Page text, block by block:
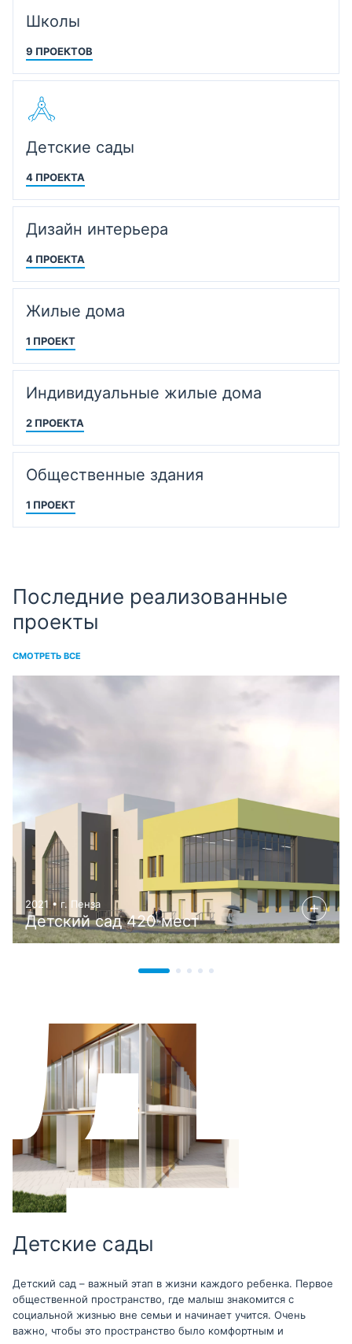
Школы
9 ПРОЕКТОВ
Детские сады
4 ПРОЕКТА
Дизайн интерьера
4 ПРОЕКТА
Жилые дома
1 ПРОЕКТ
Индивидуальные жилые дома
2 ПРОЕКТА
Общественные здания
1 ПРОЕКТ
Последние реализованные
проекты
СМОТРЕТЬ ВСЕ
2021 • г. Пенза
Детский сад 420 мест
Детские сады
Детский сад – важный этап в жизни каждого ребенка. Первое
общественной пространство, где малыш знакомится с
социальной жизнью вне семьи и начинает учится. Очень
важно, чтобы это пространство было комфортным и